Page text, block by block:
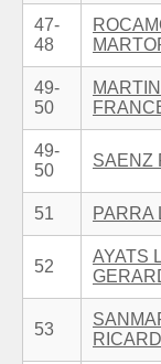
47-
48
49-
50
49-
50
SAENZ
51 PARRA
52
AYATS
53
RICARD